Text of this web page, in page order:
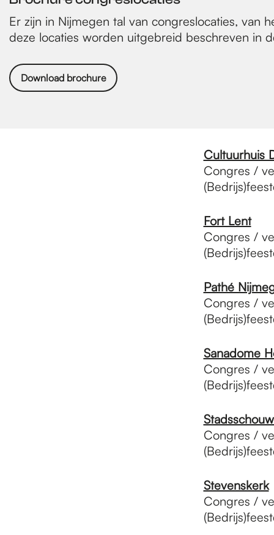
Er zijn in Nijmegen tal van congreslocaties, van
deze locaties worden uitgebreid beschreven in
Download brochure
Cultuurhuis
Congres /
Fort Lent
Congres /
Pathé
Congres /
Sanadome
Congres /
Congres /
Stevenskerk
Congres /